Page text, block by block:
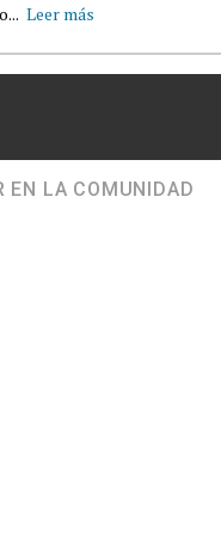
Leer más
EN LA COMUNIDAD